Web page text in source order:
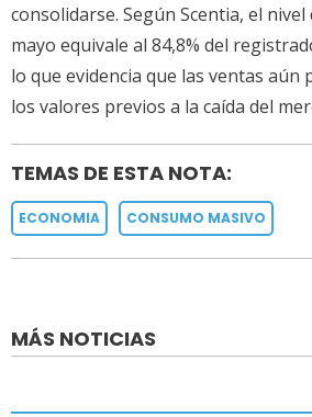
consolidarse. Según Scentia, el nivel
mayo equivale al 84,8% del
lo que evidencia que las ventas aún
los valores previos a la caída del
TEMAS DE ESTA NOTA:
ECONOMIA CONSUMO MASIVO
MÁS NOTICIAS